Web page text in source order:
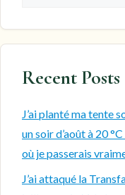
Recent Posts
J’ai planté ma tente
un soir d’août à 20
où je passerais
J’ai attaqué la